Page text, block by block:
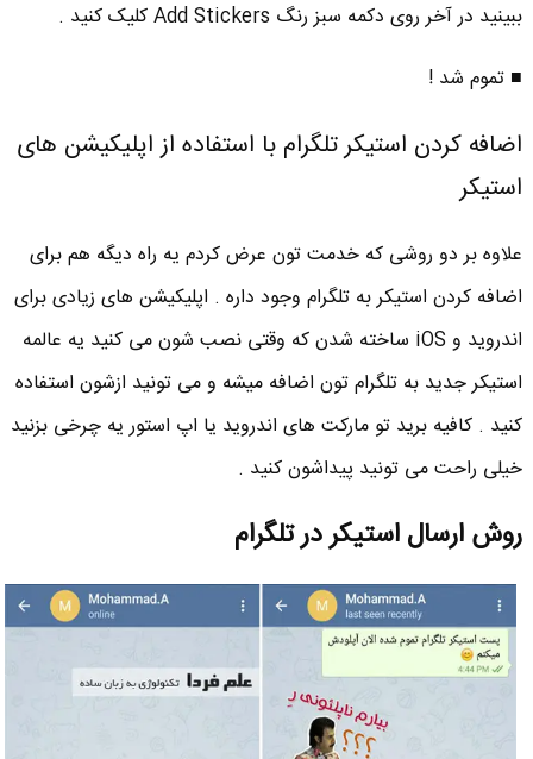
ببینید در آخر روی دکمه سبز رنگ Add Stickers کلیک کنید .
■ تموم شد !
اضافه کردن استیکر تلگرام با استفاده از اپلیکیشن های
استیکر
علاوه بر دو روشی که خدمت تون عرض کردم یه راه دیگه هم برای
اضافه کردن استیکر به تلگرام وجود داره . اپلیکیشن های زیادی برای
اندروید و iOS ساخته شدن که وقتی نصب شون می کنید یه عالمه
استیکر جدید به تلگرام تون اضافه میشه و می تونید ازشون استفاده
کنید . کافیه برید تو مارکت های اندروید یا اپ استور یه چرخی بزنید
خیلی راحت می تونید پیداشون کنید .
روش ارسال استیکر در تلگرام